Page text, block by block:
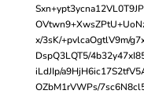
x/3sK/+pvlcaOgtlV9m/
DspQ3LQT5/
iLdJIp/
OZbM1rVWPs/